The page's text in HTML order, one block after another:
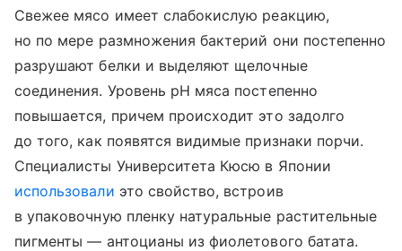
Свежее мясо имеет слабокислую реакцию,
но по мере размножения бактерий они постепенно
разрушают белки и выделяют щелочные
соединения. Уровень pH мяса постепенно
повышается, причем происходит это задолго
до того, как появятся видимые признаки порчи.
Специалисты Университета Кюсю в Японии
использовали это свойство, встроив
в упаковочную пленку натуральные растительные
пигменты — антоцианы из фиолетового батата.